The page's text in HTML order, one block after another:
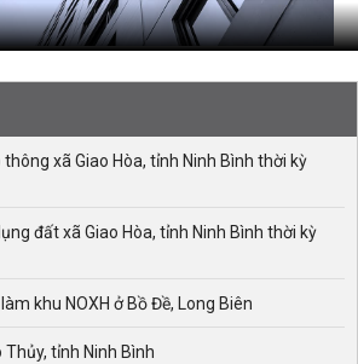
xã Giao Hòa, tỉnh Ninh Bình thời kỳ
đất xã Giao Hòa, tỉnh Ninh Bình thời kỳ
khu NOXH ở Bồ Đề, Long Biên
tỉnh Ninh Bình